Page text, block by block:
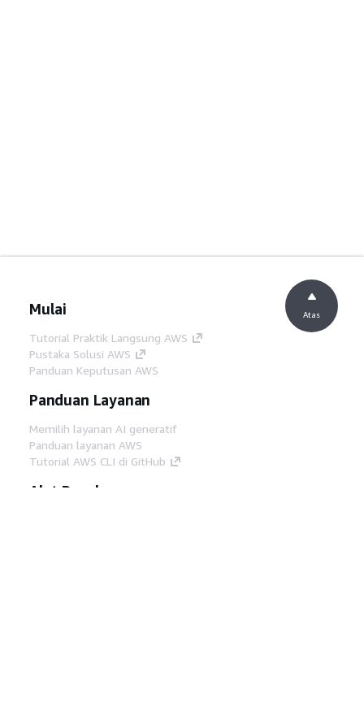
Mulai
Tutorial Praktik Langsung AWS
Pustaka Solusi AWS
Panduan Keputusan AWS
Panduan Layanan
Memilih layanan AI generatif
Panduan layanan AWS
Tutorial AWS CLI di GitHub
Alat Developer
Atas